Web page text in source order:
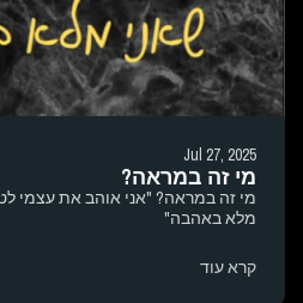
Jul 27, 2025
מי זה במראה?
מי זה במראה? "אני אוהב את עצמי
מלא באהבה"
קרא עוד